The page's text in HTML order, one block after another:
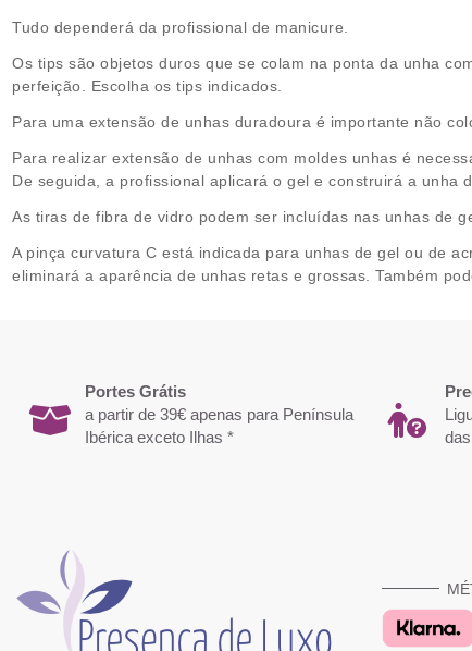
Tudo dependerá da profissional de manicure.
Os tips são objetos duros que se colam na ponta da unha
perfeição. Escolha os tips indicados.
Para uma extensão de unhas duradoura é importante não
Para realizar extensão de unhas com moldes unhas é
De seguida, a profissional aplicará o gel e construirá a unha
As tiras de fibra de vidro podem ser incluídas nas unhas de
A pinça curvatura C está indicada para unhas de gel ou de
eliminará a aparência de unhas retas e grossas. Também
Portes Grátis
a partir de 39€ apenas para Península
Ibérica exceto Ilhas *